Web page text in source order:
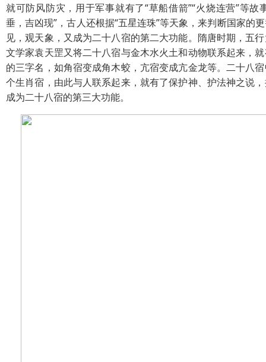
就可防风防灾，用于军事就有了“草船借箭”“火烧连营”等故
垂，吉凶现”，古人还根据“五星连珠”等天象，来判断国家的
见，观天象，又成为二十八宿的第二大功能。隋唐时期，五
文学家袁天罡又将二十八宿与金木水火土和动物联系起来，
的三字名，如角宿变成角木蛟，亢宿变成亢金龙等。二十八
个生肖宿，由此与人联系起来，就有了保护神、护法神之说
成为二十八宿的第三大功能。